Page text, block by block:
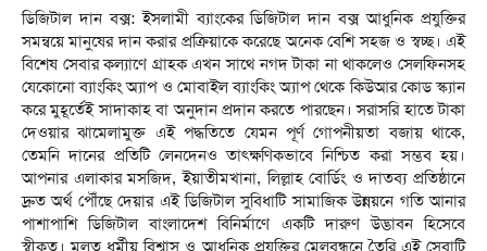
ডিজিটাল দান বক্স: ইসলামী ব্যাংকের ডিজিটাল দান বক্স আধুনিক প্রযুক্তির
সমন্বয়ে মানুষের দান করার প্রক্রিয়াকে করেছে অনেক বেশি সহজ ও স্বচ্ছ। এই
বিশেষ সেবার কল্যাণে গ্রাহক এখন সাথে নগদ টাকা না থাকলেও সেলফিনসহ
যেকোনো ব্যাংকিং অ্যাপ ও মোবাইল ব্যাংকিং অ্যাপ থেকে কিউআর কোড স্ক্যান
করে মুহূর্তেই সাদাকাহ বা অনুদান প্রদান করতে পারছেন। সরাসরি হাতে টাকা
দেওয়ার ঝামেলামুক্ত এই পদ্ধতিতে যেমন পূর্ণ গোপনীয়তা বজায় থাকে,
তেমনি দানের প্রতিটি লেনদেনও তাৎক্ষণিকভাবে নিশ্চিত করা সম্ভব হয়।
আপনার এলাকার মসজিদ, ইয়াতীমখানা, লিল্লাহ বোর্ডিং ও দাতব্য প্রতিষ্ঠানে
দ্রুত অর্থ পৌঁছে দেয়ার এই ডিজিটাল সুবিধাটি সামাজিক উন্নয়নে গতি আনার
পাশাপাশি ডিজিটাল বাংলাদেশ বিনির্মাণে একটি দারুণ উদ্ভাবন হিসেবে
স্বীকৃত। মূলত ধর্মীয় বিশ্বাস ও আধুনিক প্রযুক্তির মেলবন্ধনে তৈরি এই সেবাটি